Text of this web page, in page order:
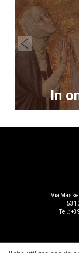
In
Via
Tel.: